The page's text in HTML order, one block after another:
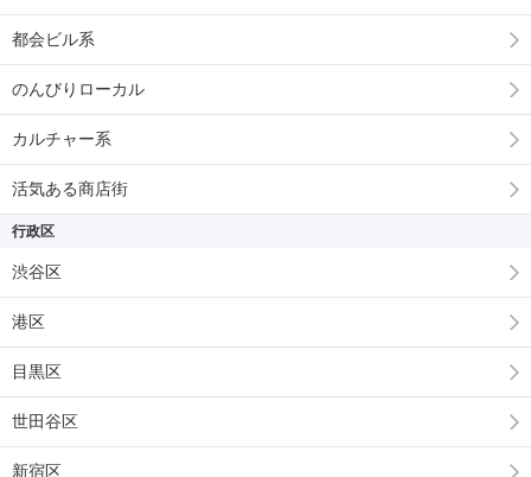
都会ビル系
のんびりローカル
カルチャー系
活気ある商店街
行政区
渋谷区
港区
目黒区
世田谷区
新宿区